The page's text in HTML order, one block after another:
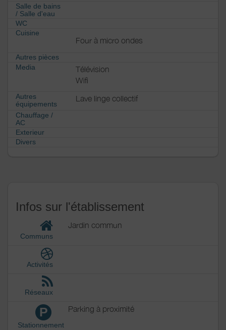
Salle de bains
/ Salle d'eau
WC
Cuisine
Four à micro ondes
Autres pièces
Media
Télévision
Wifi
Autres
équipements
Lave linge collectif
Chauffage /
AC
Exterieur
Divers
Infos sur l'établissement
Communs
Jardin commun
Activités
Réseaux
P
Stationnement
Parking à proximité